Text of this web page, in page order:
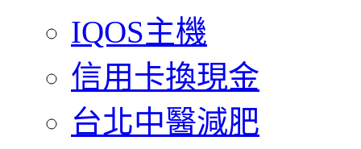
IQOS主機
信用卡換現金
台北中醫減肥